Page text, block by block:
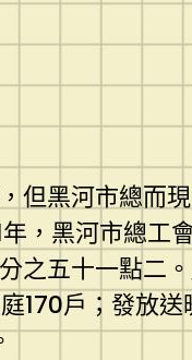
黑河市總而
，黑河市總
之五十一點二
170戶；發放